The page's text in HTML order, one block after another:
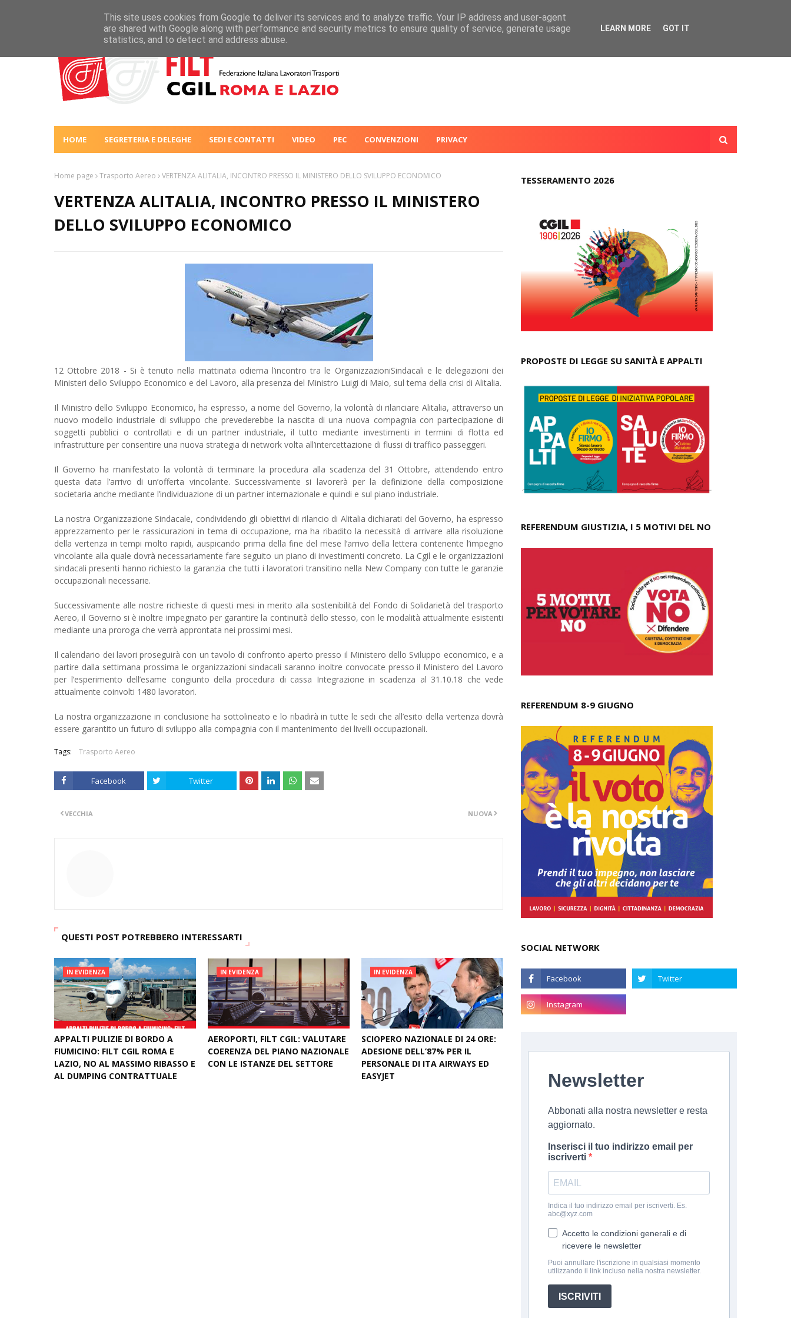
HOME SEGRETERIA E DELEGHE SEDI E CONTATTI VIDEO PEC CONVENZIONI PRIVACY
Home page Trasporto Aereo VERTENZA ALITALIA, INCONTRO PRESSO IL MINISTERO DELLO SVILUPPO ECONOMICO
VERTENZA ALITALIA, INCONTRO PRESSO IL MINISTERO
DELLO SVILUPPO ECONOMICO
12 Ottobre 2018 - Si è tenuto nella mattinata odierna l’incontro tra le OrganizzazioniSindacali e le delegazioni dei
Ministeri dello Sviluppo Economico e del Lavoro, alla presenza del Ministro Luigi di Maio, sul tema della crisi di Alitalia.
Il Ministro dello Sviluppo Economico, ha espresso, a nome del Governo, la volontà di rilanciare Alitalia, attraverso un
nuovo modello industriale di sviluppo che prevederebbe la nascita di una nuova compagnia con partecipazione di
soggetti pubblici o controllati e di un partner industriale, il tutto mediante investimenti in termini di flotta ed
infrastrutture per consentire una nuova strategia di network volta all’intercettazione di flussi di traffico passeggeri.
Il Governo ha manifestato la volontà di terminare la procedura alla scadenza del 31 Ottobre, attendendo entro
questa data l’arrivo di un’offerta vincolante. Successivamente si lavorerà per la definizione della composizione
societaria anche mediante l’individuazione di un partner internazionale e quindi e sul piano industriale.
La nostra Organizzazione Sindacale, condividendo gli obiettivi di rilancio di Alitalia dichiarati del Governo, ha espresso
apprezzamento per le rassicurazioni in tema di occupazione, ma ha ribadito la necessità di arrivare alla risoluzione
della vertenza in tempi molto rapidi, auspicando prima della fine del mese l’arrivo della lettera contenente l’impegno
vincolante alla quale dovrà necessariamente fare seguito un piano di investimenti concreto. La Cgil e le organizzazioni
sindacali presenti hanno richiesto la garanzia che tutti i lavoratori transitino nella New Company con tutte le garanzie
occupazionali necessarie.
Successivamente alle nostre richieste di questi mesi in merito alla sostenibilità del Fondo di Solidarietà del trasporto
Aereo, il Governo si è inoltre impegnato per garantire la continuità dello stesso, con le modalità attualmente esistenti
mediante una proroga che verrà approntata nei prossimi mesi.
Il calendario dei lavori proseguirà con un tavolo di confronto aperto presso il Ministero dello Sviluppo economico, e a
partire dalla settimana prossima le organizzazioni sindacali saranno inoltre convocate presso il Ministero del Lavoro
per l’esperimento dell’esame congiunto della procedura di cassa Integrazione in scadenza al 31.10.18 che vede
attualmente coinvolti 1480 lavoratori.
La nostra organizzazione in conclusione ha sottolineato e lo ribadirà in tutte le sedi che all’esito della vertenza dovrà
essere garantito un futuro di sviluppo alla compagnia con il mantenimento dei livelli occupazionali.
Tags: Trasporto Aereo
Facebook Twitter
NUOVA
VECCHIA
QUESTI POST POTREBBERO INTERESSARTI
IN EVIDENZA
APPALTI PULIZIE DI BORDO A
FIUMICINO: FILT CGIL ROMA E
LAZIO, NO AL MASSIMO RIBASSO E
AL DUMPING CONTRATTUALE
IN EVIDENZA
AEROPORTI, FILT CGIL: VALUTARE
COERENZA DEL PIANO NAZIONALE
CON LE ISTANZE DEL SETTORE
IN EVIDENZA
SCIOPERO NAZIONALE DI 24 ORE:
ADESIONE DELL’87% PER IL
PERSONALE DI ITA AIRWAYS ED
EASYJET
TESSERAMENTO 2026
PROPOSTE DI LEGGE SU SANITÀ E APPALTI
REFERENDUM GIUSTIZIA, I 5 MOTIVI DEL NO
REFERENDUM 8-9 GIUGNO
SOCIAL NETWORK
Newsletter
Abbonati alla nostra newsletter e resta
aggiornato.
Inserisci il tuo indirizzo email per
iscriverti
Indica il tuo indirizzo email per iscriverti. Es.
abc@xyz.com
Accetto le condizioni generali e di
ricevere le newsletter
Puoi annullare l'iscrizione in qualsiasi momento
utilizzando il link incluso nella nostra newsletter.
ISCRIVITI
This site uses cookies from Google to deliver its services and to analyze traffic. Your IP address and user-agent
are shared with Google along with performance and security metrics to ensure quality of service, generate usage
statistics, and to detect and address abuse.
LEARN MORE GOT IT